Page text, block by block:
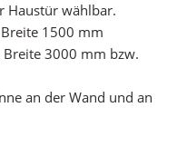
Haustür wählbar.
1500 mm
3000 mm bzw.
an der Wand und an